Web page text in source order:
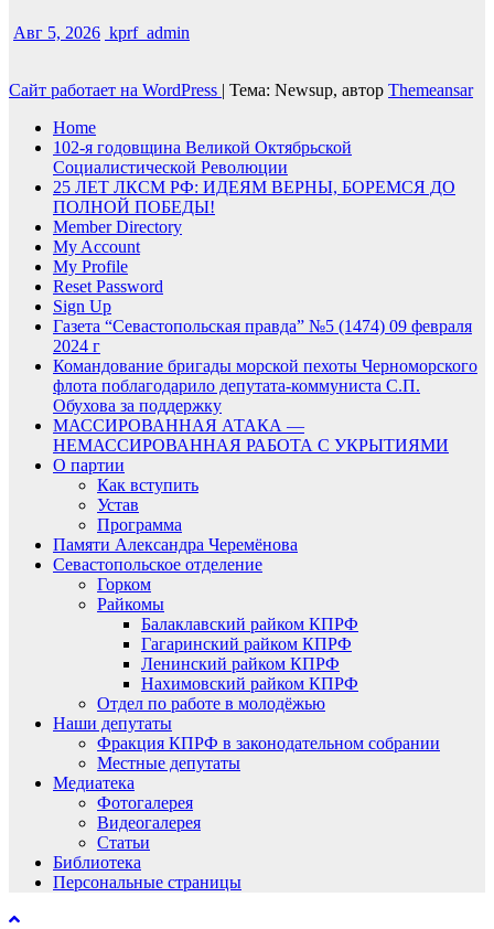
Авг 5, 2026 kprf_admin
Сайт работает на WordPress | Тема: Newsup, автор Themeansar
Home
102-я годовщина Великой Октябрьской
Социалистической Революции
25 ЛЕТ ЛКСМ РФ: ИДЕЯМ ВЕРНЫ, БОРЕМСЯ ДО
ПОЛНОЙ ПОБЕДЫ!
Member Directory
My Account
My Profile
Reset Password
Sign Up
Газета “Севастопольская правда” №5 (1474) 09 февраля
2024 г
Командование бригады морской пехоты Черноморского
флота поблагодарило депутата-коммуниста С.П.
Обухова за поддержку
МАССИРОВАННАЯ АТАКА —
НЕМАССИРОВАННАЯ РАБОТА С УКРЫТИЯМИ
О партии
Как вступить
Устав
Программа
Памяти Александра Черемёнова
Севастопольское отделение
Горком
Райкомы
Балаклавский райком КПРФ
Гагаринский райком КПРФ
Ленинский райком КПРФ
Нахимовский райком КПРФ
Отдел по работе в молодёжью
Наши депутаты
Фракция КПРФ в законодательном собрании
Местные депутаты
Медиатека
Фотогалерея
Видеогалерея
Статьи
Библиотека
Персональные страницы